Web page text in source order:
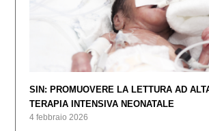
SIN: PROMUOVERE LA LETTURA AD
TERAPIA INTENSIVA NEONATALE
4 febbraio 2026